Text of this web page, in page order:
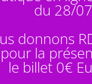
du 28/
donnons
pour la
le billet 0€